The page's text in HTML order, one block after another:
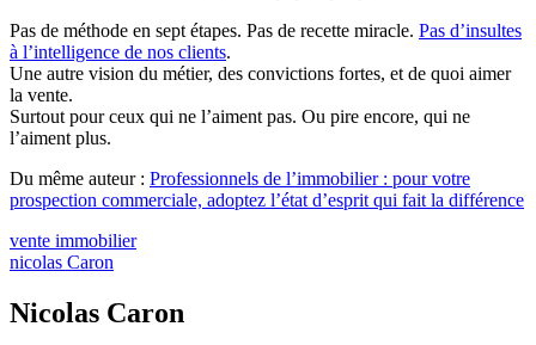
Pas de méthode en sept étapes. Pas de recette miracle. Pas d’insultes
à l’intelligence de nos clients.
Une autre vision du métier, des convictions fortes, et de quoi aimer
la vente.
Surtout pour ceux qui ne l’aiment pas. Ou pire encore, qui ne
l’aiment plus.
Du même auteur : Professionnels de l’immobilier : pour votre
prospection commerciale, adoptez l’état d’esprit qui fait la différence
vente immobilier
nicolas Caron
Nicolas Caron